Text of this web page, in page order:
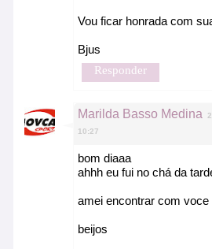
Vou ficar honrada com
Bjus
Responder
Marilda Basso Medina
10:27
bom diaaa
ahhh eu fui no chá da
amei encontrar com voce
beijos